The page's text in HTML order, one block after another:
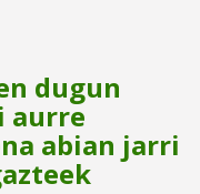
dugun
aurre
abian jarri